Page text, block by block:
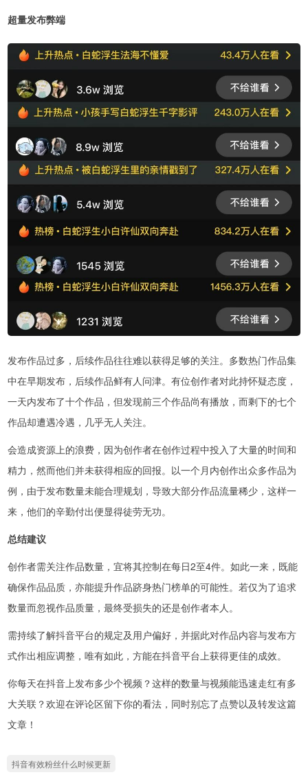
超量发布弊端
发布作品过多，后续作品往往难以获得足够的关注。多数热门作品集
中在早期发布，后续作品鲜有人问津。有位创作者对此持怀疑态度，
一天内发布了十个作品，但发现前三个作品尚有播放，而剩下的七个
作品却遭遇冷遇，几乎无人关注。
会造成资源上的浪费，因为创作者在创作过程中投入了大量的时间和
精力，然而他们并未获得相应的回报。以一个月内创作出众多作品为
例，由于发布数量未能合理规划，导致大部分作品流量稀少，这样一
来，他们的辛勤付出便显得徒劳无功。
总结建议
创作者需关注作品数量，宜将其控制在每日2至4件。如此一来，既能
确保作品品质，亦能提升作品跻身热门榜单的可能性。若仅为了追求
数量而忽视作品质量，最终受损失的还是创作者本人。
需持续了解抖音平台的规定及用户偏好，并据此对作品内容与发布方
式作出相应调整，唯有如此，方能在抖音平台上获得更佳的成效。
你每天在抖音上发布多少个视频？这样的数量与视频能迅速走红有多
大关联？欢迎在评论区留下你的看法，同时别忘了点赞以及转发这篇
文章！
抖音有效粉丝什么时候更新